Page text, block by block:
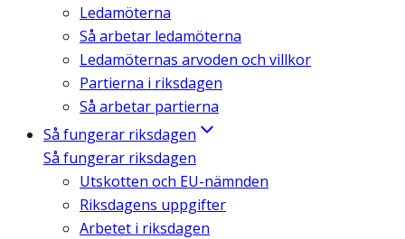
Ledamöterna
Så arbetar ledamöterna
Ledamöternas arvoden och villkor
Partierna i riksdagen
Så arbetar partierna
Så fungerar riksdagen
Så fungerar riksdagen
Utskotten och EU-nämnden
Riksdagens uppgifter
Arbetet i riksdagen